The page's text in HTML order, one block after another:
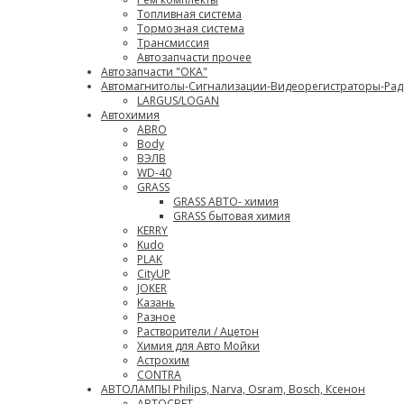
Топливная система
Тормозная система
Трансмиссия
Автозапчасти прочее
Автозапчасти "ОКА"
Автомагнитолы-Сигнализации-Видеорегистраторы-
LARGUS/LOGAN
Автохимия
ABRO
Body
ВЭЛВ
WD-40
GRASS
GRASS АВТО- химия
GRASS бытовая химия
KERRY
Kudo
PLAK
CityUP
JOKER
Казань
Разное
Растворители / Ацетон
Химия для Авто Мойки
Астрохим
CONTRA
АВТОЛАМПЫ Philips, Narva, Osram, Bosch, Ксенон